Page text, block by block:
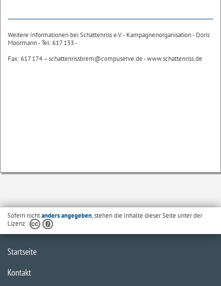
Weitere Informationen bei Schattenriss e.V. - Kampagnenorganisation - Doris
Moormann - Tel: 617 133 -
Fax: 617 174 – schattenrissbrem@compuserve.de - www.schattenriss.de
Sofern nichtanders angegeben, stehen die Inhalte dieser Seite unter der
Lizenz
Startseite
Kontakt